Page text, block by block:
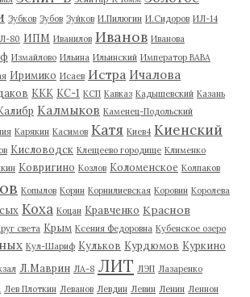
Зубков Зубов Зуйков И.Пилюгин И.Сидоров ИЛ-14
80 ИПМ Иванилов Иванов Иванова
Измайлово Ильина Ильинский Император ВАВА
Иримико Исаев Истра Ичалова
ККК КС-1 КСП Кавказ Кадышевский Казань
Калмыков Каменец-Подольский
Карякин Касимов Катя Киев4 Киенский
Кисловодск Клещеево городище Клименко
Ковригино Козлов Коломенское Колпаков
Копылов Корин Корнилиевская Коровин Королева
Коха Коцан Кравченко Краснов
света Крым Ксения Федоровна Кубенское озеро
Кул-Шариф Кульков Курдюмов Куркино
Л.Маврин ЛА-8 ЛИТ ЛЭП Лазаренко
Лев Плоткин Леванов Левдин Левин Ленин Леннон